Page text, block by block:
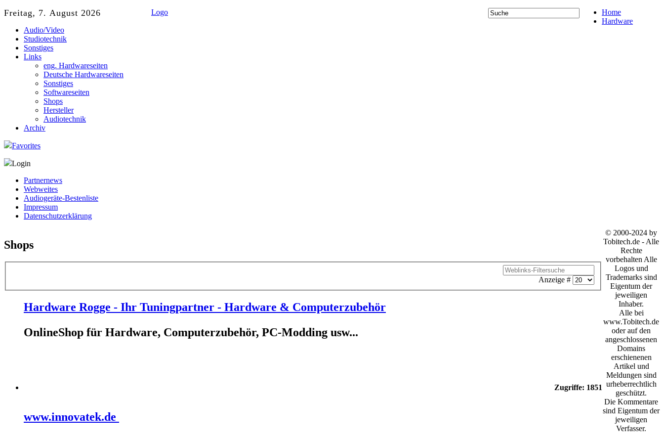
Freitag, 7. August 2026 Logo
Home
Hardware
Audio/Video
Studiotechnik
Sonstiges
Links
eng. Hardwareseiten
Deutsche Hardwareseiten
Sonstiges
Softwareseiten
Shops
Hersteller
Audiotechnik
Archiv
Favorites
Login
Partnernews
Webweites
Audiogeräte-Bestenliste
Impressum
Datenschutzerklärung
Shops
Anzeige #
Hardware Rogge - Ihr Tuningpartner - Hardware & Computerzubehör
OnlineShop für Hardware, Computerzubehör, PC-Modding usw...
Zugriffe: 1851
www.innovatek.de
© 2000-2024 by
Tobitech.de - Alle
Rechte
vorbehalten Alle
Logos und
Trademarks sind
Eigentum der
jeweiligen
Inhaber.
Alle bei
www.Tobitech.de
oder auf den
angeschlossenen
Domains
erschienenen
Artikel und
Meldungen sind
urheberrechtlich
geschützt.
Die Kommentare
sind Eigentum der
jeweiligen
Verfasser.